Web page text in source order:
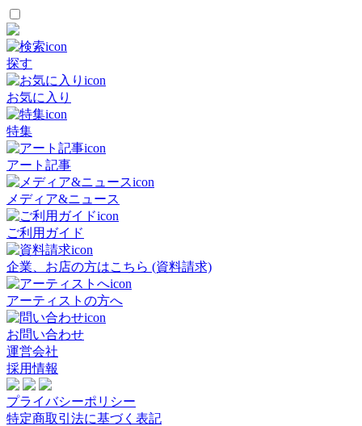
探す
お気に入り
特集
アート記事
メディア&ニュース
ご利用ガイド
企業、お店の方はこちら (資料請求)
アーティストの方へ
お問い合わせ
運営会社
採用情報
プライバシーポリシー
特定商取引法に基づく表記